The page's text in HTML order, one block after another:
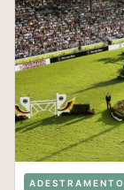
ADESTRAMENTO